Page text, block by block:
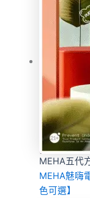
MEHA五代
MEHA魅嗨
色可選】